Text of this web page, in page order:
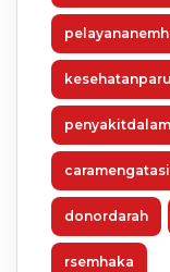
penyakitdalam
donordarah
rsemhaka